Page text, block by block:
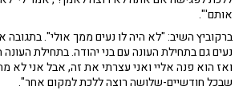
אותם'".
ברקוביץ השיב: "לא היה לו נעים ממך אולי". בתגובה
נעים גם בתחילת העונה עם בני יהודה. בתחילת העונה
ואז הוא פנה אליי ואני עצרתי את זה, אבל אני לא
שבכל חודשיים-שלושה רוצה ללכת למקום אחר".